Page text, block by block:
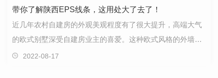
带你了解陕西EPS线条，这用处大了去了！
近几年农村自建房的外观美观程度有了很大提升，高端大气
的欧式别墅深受自建房业主的喜爱。这种欧式风格的外墙上
都会用到的一种材料，那就是EPS线条。陕西EPS线条不…
2022-08-17